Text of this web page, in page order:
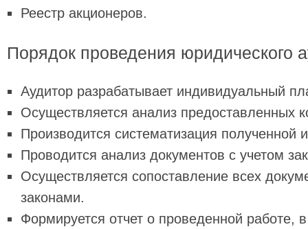
Реестр акционеров.
Порядок проведения юридического
Аудитор разрабатывает индивидуальный
Осуществляется анализ предоставленных
Производится систематизация полученной
Проводится анализ документов с учетом
Осуществляется сопоставление всех
законами.
Формируется отчет о проведенной работе,